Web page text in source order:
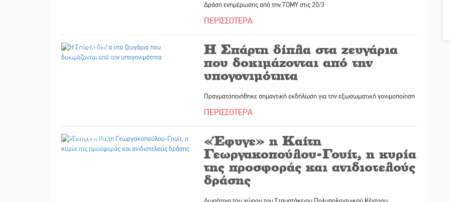
Δράση ενημέρωσης από την ΤΟΜΥ στις 20/3
ΠΕΡΙΣΣΟΤΕΡΑ
17/03/2026
Η Σπάρτη δίπλα στα ζευγάρια
που δοκιμάζονται από την
υπογονιμότητα
Πραγματοποιήθηκε σημαντική εκδήλωση για την εξωσωματική γονιμοποίηση
ΠΕΡΙΣΣΟΤΕΡΑ
17/03/2026
«Έφυγε» η Καίτη
Γεωργακοπούλου-Γουίτ, η κυρία
της προσφοράς και ανιδιοτελούς
δράσης